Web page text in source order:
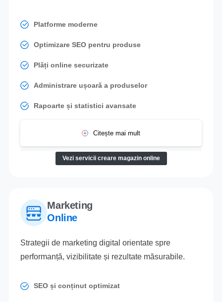
Platforme moderne
Optimizare SEO pentru produse
Plăți online securizate
Administrare ușoară a produselor
Rapoarte și statistici avansate
Citește mai mult
Vezi servicii creare magazin online
Marketing
Online
Strategii de marketing digital orientate spre
performanță, vizibilitate și rezultate măsurabile.
SEO și conținut optimizat